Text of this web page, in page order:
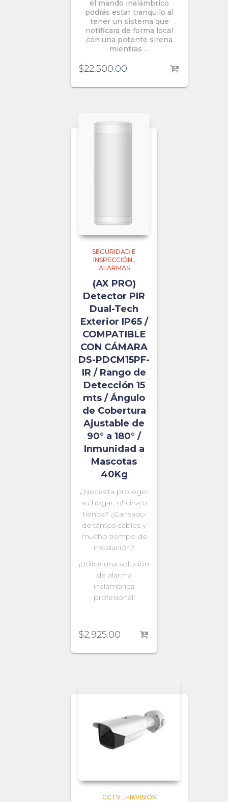
el mando inalámbrico
podrás estar tranquilo al
tener un sistema que
notificará de forma local
con una potente sirena
mientras …
$22,500.00
SEGURIDAD E
INSPECCIÓN ,
ALARMAS
(AX PRO)
Detector PIR
Dual-Tech
Exterior IP65 /
COMPATIBLE
CON CÁMARA
DS-PDCM15PF-
IR / Rango de
Detección 15
mts / Ángulo
de Cobertura
Ajustable de
90° a 180° /
Inmunidad a
Mascotas
40Kg
¿Necesita proteger
su hogar, oficina o
tienda? ¿Cansado
de tantos cables y
mucho tiempo de
instalación?
¡Utilice una solución
de alarma
inalámbrica
profesional!
$2,925.00
CCTV, HIKVISION